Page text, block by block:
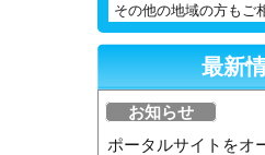
その他の地域の方もご
最新
お知らせ
ポータルサイトをオ